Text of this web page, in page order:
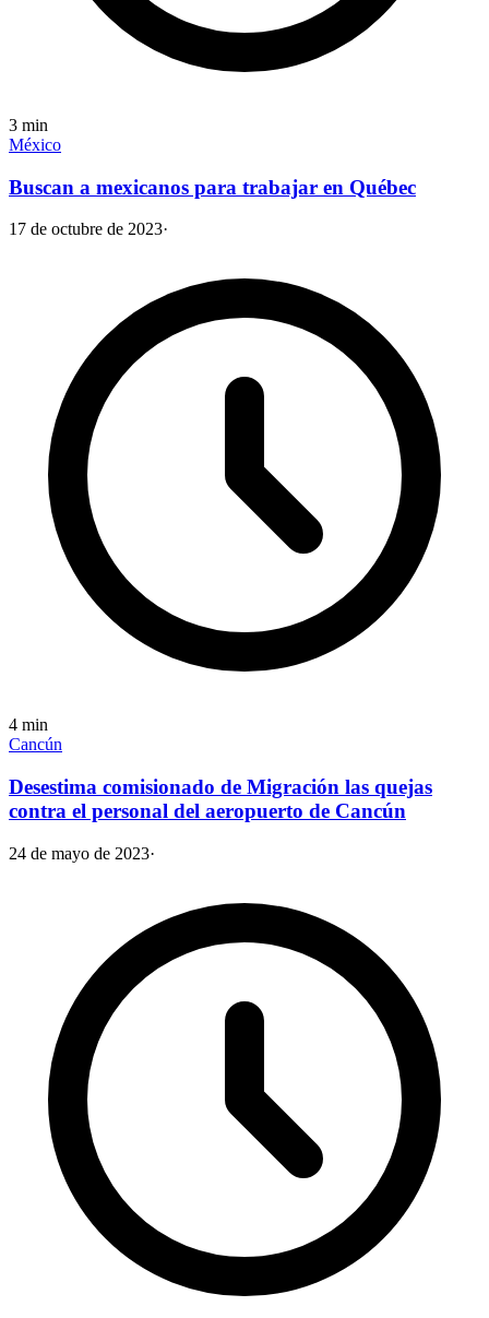
3 min
México
Buscan a mexicanos para trabajar en Québec
17 de octubre de 2023·
4 min
Cancún
Desestima comisionado de Migración las quejas
contra el personal del aeropuerto de Cancún
24 de mayo de 2023·